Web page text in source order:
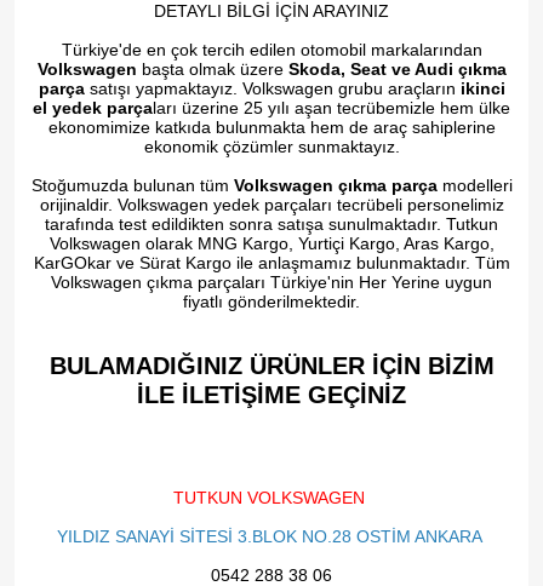
DETAYLI BİLGİ İÇİN ARAYINIZ
Türkiye'de en çok tercih edilen otomobil markalarından
Volkswagen başta olmak üzere Skoda, Seat ve Audi çıkma
parçasatışı yapmaktayız. Volkswagen grubu araçların ikinci
el yedek parçaları üzerine 25 yılı aşan tecrübemizle hem ülke
ekonomimize katkıda bulunmakta hem de araç sahiplerine
ekonomik çözümler sunmaktayız.
Stoğumuzda bulunan tüm Volkswagen çıkma parçamodelleri
orijinaldir. Volkswagen yedek parçaları tecrübeli personelimiz
tarafında test edildikten sonra satışa sunulmaktadır. Tutkun
Volkswagen olarak MNG Kargo, Yurtiçi Kargo, Aras Kargo,
KarGOkar ve Sürat Kargo ile anlaşmamız bulunmaktadır. Tüm
Volkswagen çıkma parçaları Türkiye'nin Her Yerine uygun
fiyatlı gönderilmektedir.
BULAMADIĞINIZ ÜRÜNLER İÇİN BİZİM
İLE İLETİŞİME GEÇİNİZ​
TUTKUN VOLKSWAGEN
YILDIZ SANAYİ SİTESİ 3.BLOK NO.28 OSTİM ANKARA
0542 288 38 06